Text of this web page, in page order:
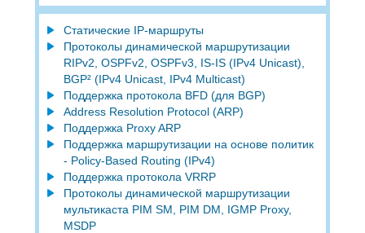
Статические IP-маршруты
Протоколы динамической маршрутизации
RIPv2, OSPFv2, OSPFv3, IS-IS (IPv4 Unicast),
BGP² (IPv4 Unicast, IPv4 Multicast)
Поддержка протокола BFD (для BGP)
Address Resolution Protocol (ARP)
Поддержка Proxy ARP
Поддержка маршрутизации на основе политик
- Policy-Based Routing (IPv4)
Поддержка протокола VRRP
Протоколы динамической маршрутизации
мультикаста PIM SM, PIM DM, IGMP Proxy,
MSDP